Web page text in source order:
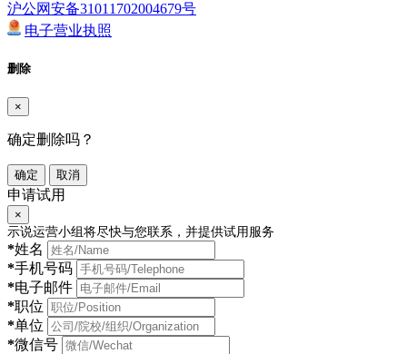
沪公网安备31011702004679号
电子营业执照
删除
×
确定删除吗？
确定 取消
申请试用
×
示说运营小组将尽快与您联系，并提供试用服务
*姓名
*手机号码
*电子邮件
*职位
*单位
*微信号